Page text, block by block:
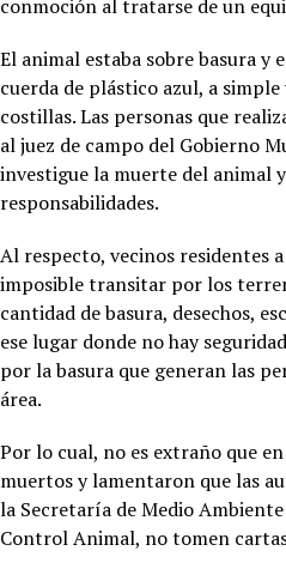
conmoción al tratarse de un
El animal estaba sobre basura y
cuerda de plástico azul, a simple
costillas. Las personas que
al juez de campo del Gobierno
investigue la muerte del animal
responsabilidades.
Al respecto, vecinos residentes
imposible transitar por los
cantidad de basura, desechos,
ese lugar donde no hay
por la basura que generan las
área.
Por lo cual, no es extraño que
muertos y lamentaron que las
la Secretaría de Medio
Control Animal, no tomen